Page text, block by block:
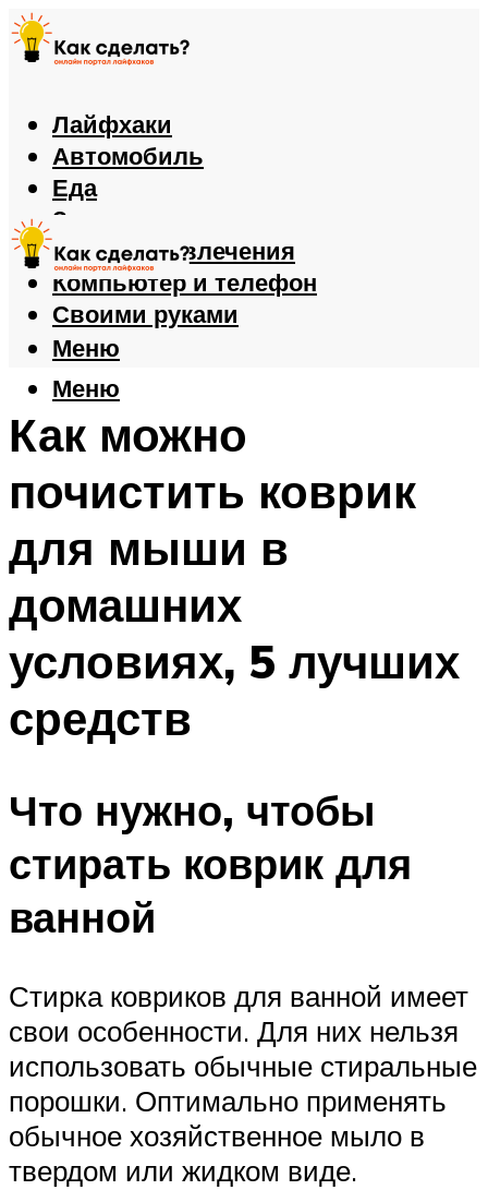
Лайфхаки
Автомобиль
Еда
Здоровье
Игры и развлечения
Компьютер и телефон
Своими руками
Меню
Меню
Как можно
почистить коврик
для мыши в
домашних
условиях, 5 лучших
средств
Что нужно, чтобы
стирать коврик для
ванной
Стирка ковриков для ванной имеет
свои особенности. Для них нельзя
использовать обычные стиральные
порошки. Оптимально применять
обычное хозяйственное мыло в
твердом или жидком виде.